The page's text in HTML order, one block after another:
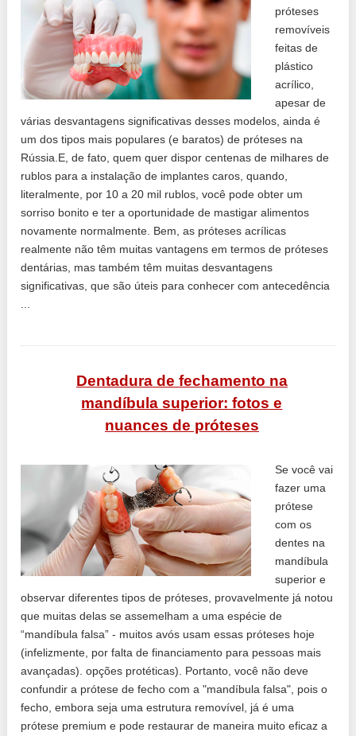
próteses
removíveis
feitas de
plástico
acrílico,
apesar de
várias desvantagens significativas desses modelos, ainda é
um dos tipos mais populares (e baratos) de próteses na
Rússia.E, de fato, quem quer dispor centenas de milhares de
rublos para a instalação de implantes caros, quando,
literalmente, por 10 a 20 mil rublos, você pode obter um
sorriso bonito e ter a oportunidade de mastigar alimentos
novamente normalmente. Bem, as próteses acrílicas
realmente não têm muitas vantagens em termos de próteses
dentárias, mas também têm muitas desvantagens
significativas, que são úteis para conhecer com antecedência
Dentadura de fechamento na
mandíbula superior: fotos e
nuances de próteses
Se você vai
fazer uma
prótese
com os
dentes na
mandíbula
superior e
observar diferentes tipos de próteses, provavelmente já notou
que muitas delas se assemelham a uma espécie de
“mandíbula falsa” - muitos avós usam essas próteses hoje
(infelizmente, por falta de financiamento para pessoas mais
avançadas). opções protéticas). Portanto, você não deve
confundir a prótese de fecho com a "mandíbula falsa", pois o
fecho, embora seja uma estrutura removível, já é uma
prótese premium e pode restaurar de maneira muito eficaz a